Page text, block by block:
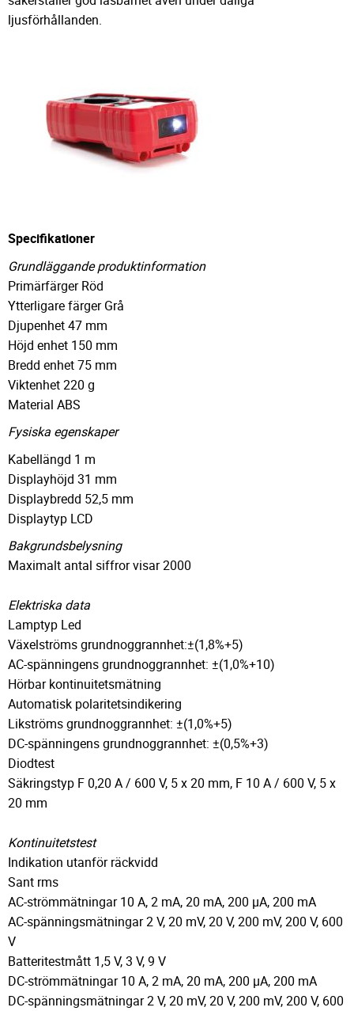
ljusförhållanden.
Specifikationer
Grundläggande produktinformation
Primärfärger Röd
Ytterligare färger Grå
Djupenhet 47 mm
Höjd enhet 150 mm
Bredd enhet 75 mm
Viktenhet 220 g
Material ABS
Fysiska egenskaper
Kabellängd 1 m
Displayhöjd 31 mm
Displaybredd 52,5 mm
Displaytyp LCD
Bakgrundsbelysning
Maximalt antal siffror visar 2000
Elektriska data
Lamptyp Led
Växelströms grundnoggrannhet:±(1,8%+5)
AC-spänningens grundnoggrannhet: ±(1,0%+10)
Hörbar kontinuitetsmätning
Automatisk polaritetsindikering
Likströms grundnoggrannhet: ±(1,0%+5)
DC-spänningens grundnoggrannhet: ±(0,5%+3)
Diodtest
Säkringstyp F 0,20 A / 600 V, 5 x 20 mm, F 10 A / 600 V, 5 x
20 mm
Kontinuitetstest
Indikation utanför räckvidd
Sant rms
AC-strömmätningar 10 A, 2 mA, 20 mA, 200 µA, 200 mA
AC-spänningsmätningar 2 V, 20 mV, 20 V, 200 mV, 200 V, 600
V
Batteritestmått 1,5 V, 3 V, 9 V
DC-strömmätningar 10 A, 2 mA, 20 mA, 200 µA, 200 mA
DC-spänningsmätningar 2 V, 20 mV, 20 V, 200 mV, 200 V, 600